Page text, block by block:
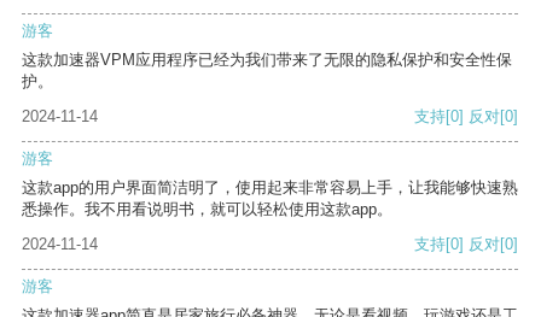
游客
这款加速器VPM应用程序已经为我们带来了无限的隐私保护和安全性保
护。
2024-11-14
支持[0] 反对[0]
游客
这款app的用户界面简洁明了，使用起来非常容易上手，让我能够快速熟
悉操作。我不用看说明书，就可以轻松使用这款app。
2024-11-14
支持[0] 反对[0]
游客